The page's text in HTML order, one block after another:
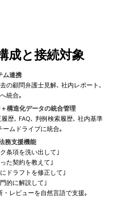
成と接続対象
ム連携
の顧問弁護士見解､ 社内レポート､
統合｡
構造化データの統合管理
歴､ FAQ､ 判例検索履歴､ 社内基準
ームドライブに統合｡
務支援機能
条項を洗い出して｣
た契約を教えて｣
ドラフトを修正して｣
的に解説して｣
レビューを自然言語で支援｡